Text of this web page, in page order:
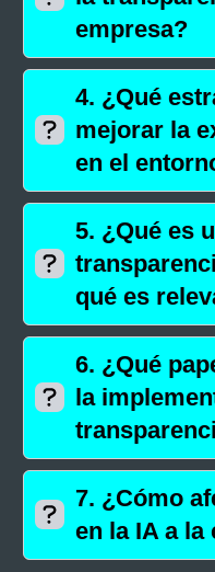
empresa?
4. ¿Qué
mejorar la
en el
5. ¿Qué es
qué es
6. ¿Qué
la
7. ¿Cómo
en la IA a